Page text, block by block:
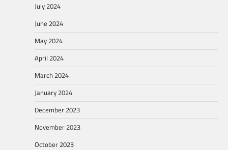
July 2024
June 2024
May 2024
April 2024
March 2024
January 2024
December 2023
November 2023
October 2023